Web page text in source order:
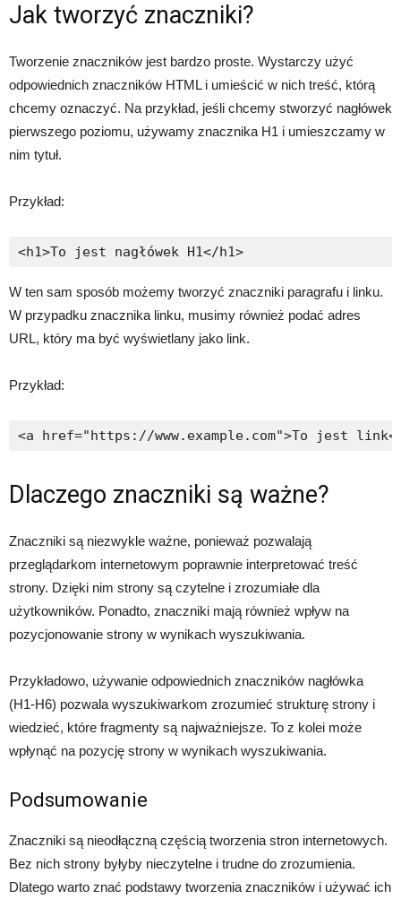
Jak tworzyć znaczniki?
Tworzenie znaczników jest bardzo proste. Wystarczy użyć
odpowiednich znaczników HTML i umieścić w nich treść, którą
chcemy oznaczyć. Na przykład, jeśli chcemy stworzyć nagłówek
pierwszego poziomu, używamy znacznika H1 i umieszczamy w
nim tytuł.
Przykład:
W ten sam sposób możemy tworzyć znaczniki paragrafu i linku.
W przypadku znacznika linku, musimy również podać adres
URL, który ma być wyświetlany jako link.
Przykład:
Dlaczego znaczniki są ważne?
Znaczniki są niezwykle ważne, ponieważ pozwalają
przeglądarkom internetowym poprawnie interpretować treść
strony. Dzięki nim strony są czytelne i zrozumiałe dla
użytkowników. Ponadto, znaczniki mają również wpływ na
pozycjonowanie strony w wynikach wyszukiwania.
Przykładowo, używanie odpowiednich znaczników nagłówka
(H1-H6) pozwala wyszukiwarkom zrozumieć strukturę strony i
wiedzieć, które fragmenty są najważniejsze. To z kolei może
wpłynąć na pozycję strony w wynikach wyszukiwania.
Podsumowanie
Znaczniki są nieodłączną częścią tworzenia stron internetowych.
Bez nich strony byłyby nieczytelne i trudne do zrozumienia.
Dlatego warto znać podstawy tworzenia znaczników i używać ich